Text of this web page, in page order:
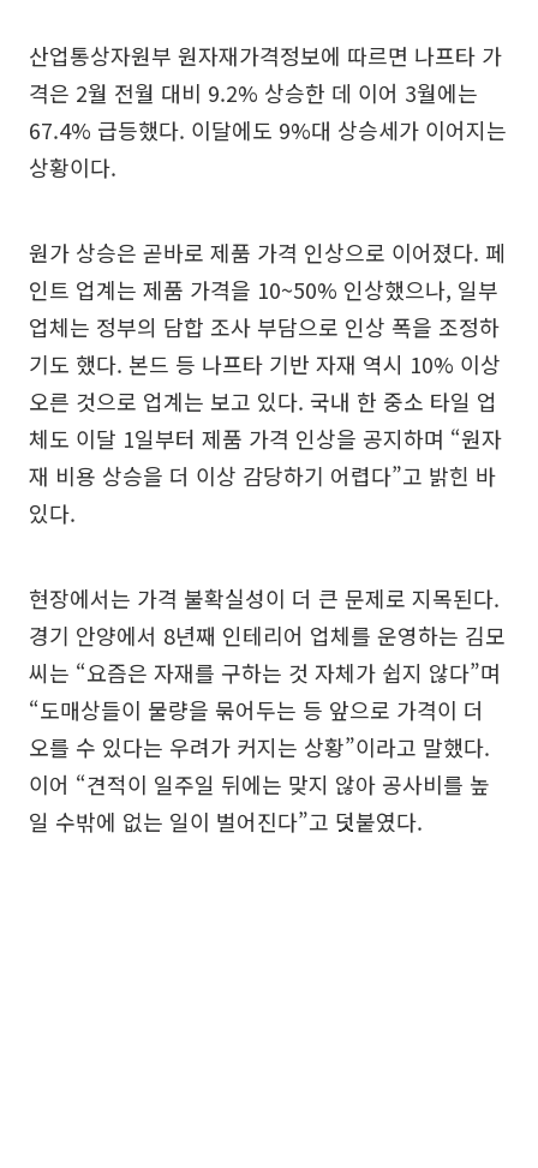
산업통상자원부 원자재가격정보에 따르면 나프타 가
격은 2월 전월 대비 9.2% 상승한 데 이어 3월에는
67.4% 급등했다. 이달에도 9%대 상승세가 이어지는
상황이다.
원가 상승은 곧바로 제품 가격 인상으로 이어졌다. 페
인트 업계는 제품 가격을 10~50% 인상했으나, 일부
업체는 정부의 담합 조사 부담으로 인상 폭을 조정하
기도 했다. 본드 등 나프타 기반 자재 역시 10% 이상
오른 것으로 업계는 보고 있다. 국내 한 중소 타일 업
체도 이달 1일부터 제품 가격 인상을 공지하며 “원자
재 비용 상승을 더 이상 감당하기 어렵다”고 밝힌 바
있다.
현장에서는 가격 불확실성이 더 큰 문제로 지목된다.
경기 안양에서 8년째 인테리어 업체를 운영하는 김모
씨는 “요즘은 자재를 구하는 것 자체가 쉽지 않다”며
“도매상들이 물량을 묶어두는 등 앞으로 가격이 더
오를 수 있다는 우려가 커지는 상황”이라고 말했다.
이어 “견적이 일주일 뒤에는 맞지 않아 공사비를 높
일 수밖에 없는 일이 벌어진다”고 덧붙였다.